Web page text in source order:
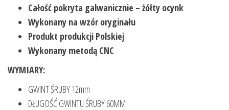
Całość pokryta galwanicznie – żółty ocynk
Wykonany na wzór oryginału
Produkt produkcji Polskiej
Wykonany metodą CNC
WYMIARY:
GWINT ŚRUBY 12mm
DŁUGOŚĆ GWINTU ŚRUBY 60MM